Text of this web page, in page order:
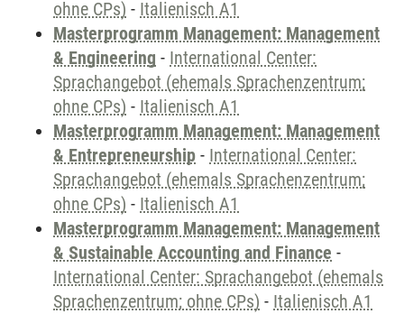
ohne CPs) - Italienisch A1
Masterprogramm Management: Management
& Engineering - International Center:
Sprachangebot (ehemals Sprachenzentrum;
ohne CPs) - Italienisch A1
Masterprogramm Management: Management
& Entrepreneurship - International Center:
Sprachangebot (ehemals Sprachenzentrum;
ohne CPs) - Italienisch A1
Masterprogramm Management: Management
& Sustainable Accounting and Finance -
International Center: Sprachangebot (ehemals
Sprachenzentrum; ohne CPs) - Italienisch A1